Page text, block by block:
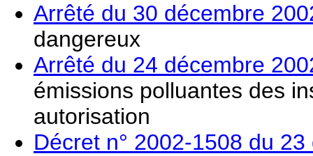
Arrêté du 30 décembre
dangereux
Arrêté du 24 décembre
émissions polluantes des
autorisation
Décret n° 2002-1508 du